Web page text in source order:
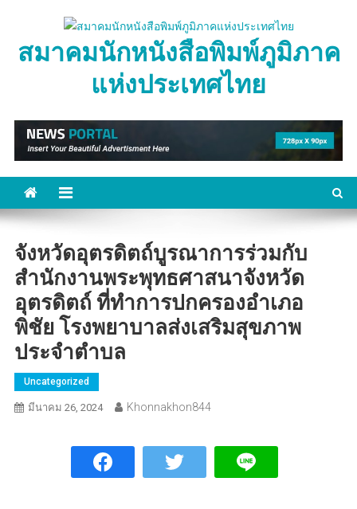
contentสมาคมนักหนังสือพิมพ์ภูมิภาค
แห่งประเทศไทย
จังหวัดอุตรดิตถ์​บูรณาการร่วมกับ
สำนักงานพระพุทธศาสนาจังหวัด
อุตรดิตถ์ ที่ทำการปกครองอำเภอ
พิชัย โรงพยาบาลส่งเสริมสุขภาพ
ประจำตำบล
Uncategorized
มีนาคม 26, 2024 Khonnakhon844